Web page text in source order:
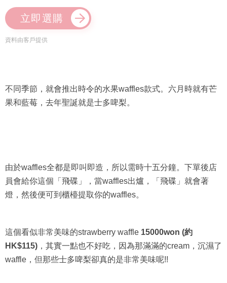
立即選購
資料由客戶提供
不同季節，就會推出時令的水果waffles款式。六月時就有芒
果和藍莓，去年聖誕就是士多啤梨。
由於waffles全都是即叫即造，所以需時十五分鐘。下單後店
員會給你這個「飛碟」，當waffles出爐，「飛碟」就會著
燈，然後便可到櫃檯提取你的waffles。
這個看似非常美味的strawberry waffle 15000won (約
HK$115) ，其實一點也不好吃，因為那滿滿的cream，沉濕了
waffle，但那些士多啤梨卻真的是非常美味呢!!